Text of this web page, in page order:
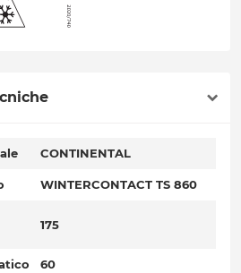
CONTINENTAL
WINTERCONTACT TS 860
175
60